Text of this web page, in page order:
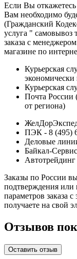
Если Вы
Вам необходимо
(Гражданский
услуга " самовывоз
заказа с
магазине по
Курьерская
Курьерская
Почта России
от региона)
ПЭК - 8 (495)
Деловые
Байкал-
Заказы по России
подтверждения или
параметров заказа
получаете на свой
Отзывов
Оставить отзыв